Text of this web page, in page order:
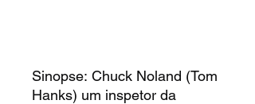
Sinopse: Chuck Noland (Tom
Hanks) um inspetor da